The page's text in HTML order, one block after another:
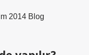
2014 Blog